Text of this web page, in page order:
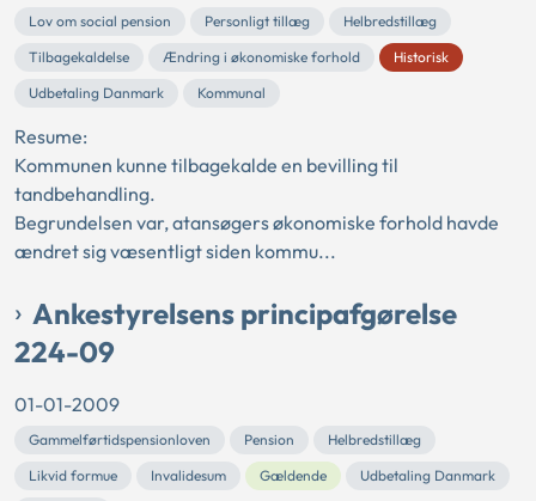
Lov om social pension Personligt tillæg
Helbredstillæg
Tilbagekaldelse
Ændring i økonomiske forhold
Historisk
Udbetaling Danmark
Kommunal
Resume:
Kommunen kunne tilbagekalde en bevilling til
tandbehandling.
Begrundelsen var, atansøgers økonomiske forhold havde
ændret sig væsentligt siden kommu...
Ankestyrelsens principafgørelse
224-09
01-01-2009
Gammelførtidspensionloven Pension
Helbredstillæg
Likvid formue
Invalidesum Gældende
Udbetaling Danmark